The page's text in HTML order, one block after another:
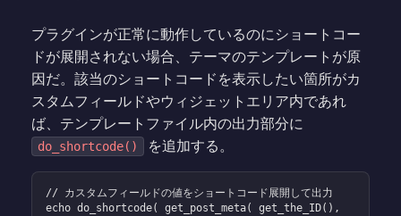
プラグインが正常に動作しているのにショートコー
ドが展開されない場合、テーマのテンプレートが原
因だ。該当のショートコードを表示したい箇所がカ
スタムフィールドやウィジェットエリア内であれ
ば、テンプレートファイル内の出力部分に
do_shortcode() を追加する。
// カスタムフィールドの値をショートコード展開して出力
echo do_shortcode( get_post_meta( get_the_ID(),